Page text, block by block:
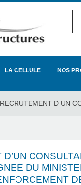
LA CELLULE NOS
RECRUTEMENT D UN
DU